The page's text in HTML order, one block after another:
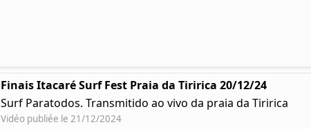
Finais Itacaré Surf Fest Praia da Tiririca 20/12/24
Surf Paratodos. Transmitido ao vivo da praia da Tiririca
Vidéo publiée le 21/12/2024